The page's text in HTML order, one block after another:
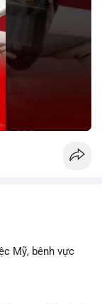
nghệ. Mặc dù
sự phát
tư hoặc ứng
Mỹ, bênh vực